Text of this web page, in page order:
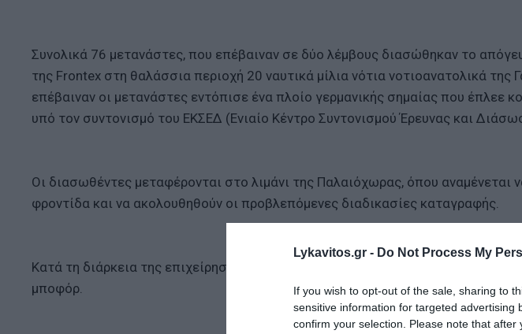
Lykavitos.gr - Do Not Process My
If you wish to opt-out of the sale, sharing to
sensitive information for targeted advertising
confirm your selection. Please note that
Συνολικά 76 μετανάστες, που επέβαιναν σε δύο λέμβους διασώθηκαν το
της Frontex στη θαλάσσια περιοχή 20 ναυτικά μίλια νότια νοτιοανατολικά της
επέβαιναν οι μετανάστες εντόπισε ένα πλοίο γερμανικής σημαίας που έπλεε
υπό τον συντονισμό του ΕΚΣΕΔ (Ενιαίο Κέντρο Συντονισμού Έρευνας και
Οι διασωθέντες μεταφέρονται στο λιμάνι της Παλαιόχωρας, όπου αναμένεται
φροντίδα και να ακολουθηθούν οι προβλεπόμενες διαδικασίες καταγραφής.
Κατά τη διάρκεια της επιχείρησης οι καιρικές συνθήκες ήταν καλές και στο
μποφόρ.